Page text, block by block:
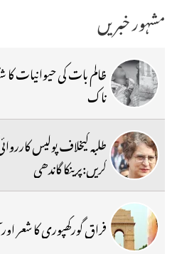
مشہور خبریں
ظالم بات کی حیوانیات
ناک
طلبہ کیخلاف پولیس
کریں:پرینکا گاندھی
فراق گورکھپوری کا شعر